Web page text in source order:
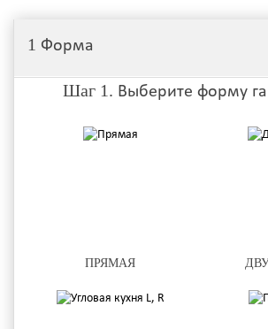
1 Форма
Шаг 1. Выберите форму
ПРЯМАЯ